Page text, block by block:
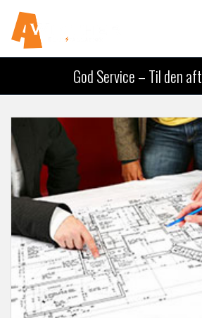
Om os
Kontakt
God Service – Til den